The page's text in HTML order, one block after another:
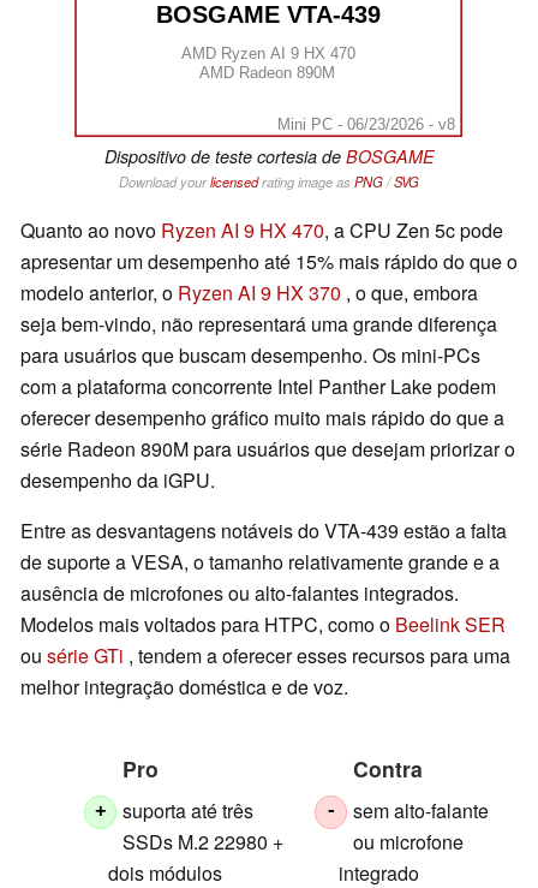
BOSGAME VTA-439
AMD Ryzen AI 9 HX 470
AMD Radeon 890M
Mini PC - 06/23/2026 - v8
Dispositivo de teste cortesia de BOSGAME
Download yourlicensedrating image as PNG/SVG
Quanto ao novo Ryzen AI 9 HX 470, a CPU Zen 5c pode
apresentar um desempenho até 15% mais rápido do que o
modelo anterior, o Ryzen AI 9 HX 370 , o que, embora
seja bem-vindo, não representará uma grande diferença
para usuários que buscam desempenho. Os mini-PCs
com a plataforma concorrente Intel Panther Lake podem
oferecer desempenho gráfico muito mais rápido do que a
série Radeon 890M para usuários que desejam priorizar o
desempenho da iGPU.
Entre as desvantagens notáveis do VTA-439 estão a falta
de suporte a VESA, o tamanho relativamente grande e a
ausência de microfones ou alto-falantes integrados.
Modelos mais voltados para HTPC, como o Beelink SER
ou série GTi , tendem a oferecer esses recursos para uma
melhor integração doméstica e de voz.
Pro
+
suporta até três
SSDs M.2 22980 +
dois módulos
Contra
-
sem alto-falante
ou microfone
integrado